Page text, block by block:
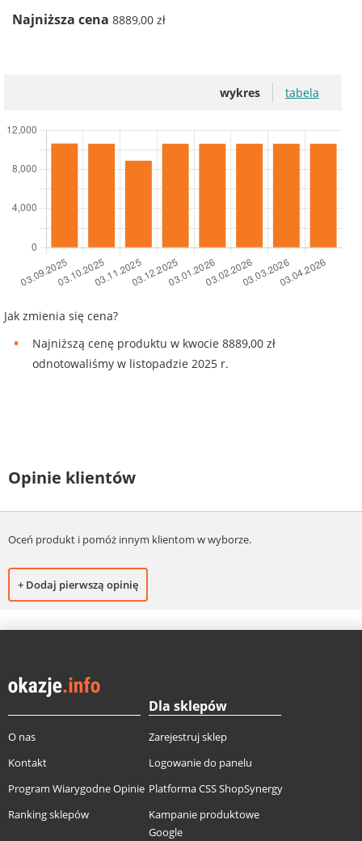
Najniższa cena 8889,00 zł
wykres tabela
Jak zmienia się cena?
Najniższą cenę produktu w kwocie 8889,00 zł
odnotowaliśmy w listopadzie 2025 r.
Opinie klientów
Oceń produkt i pomóż innym klientom w wyborze.
+ Dodaj pierwszą opinię
O nas
Kontakt
Program Wiarygodne Opinie
Ranking sklepów
Dla sklepów
Zarejestruj sklep
Logowanie do panelu
Platforma CSS ShopSynergy
Kampanie produktowe
Google